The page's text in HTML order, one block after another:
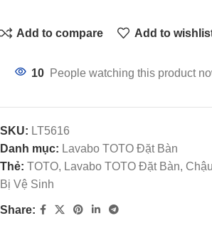
Add to compare Add to
10 People watching this product
SKU: LT5616
Danh mục: Lavabo TOTO Đặt Bàn
Thẻ: TOTO, Lavabo TOTO Đặt Bàn,
Bị Vệ Sinh
Share: